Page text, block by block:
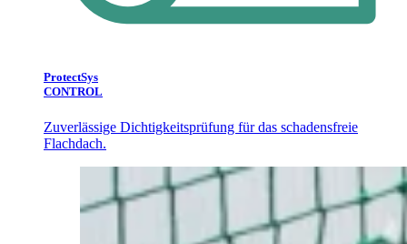
ProtectSys
CONTROL
Zuverlässige Dichtigkeitsprüfung für das schadensfreie
Flachdach.